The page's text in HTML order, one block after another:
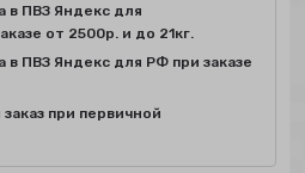
в ПВЗ Яндекс для
от 2500р. и до 21кг.
в ПВЗ Яндекс для РФ при заказе
при первичной